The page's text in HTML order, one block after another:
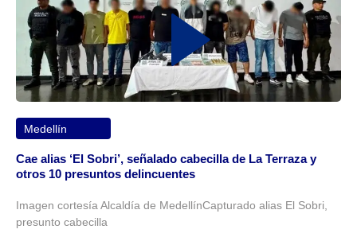
Medellín
Cae alias ‘El Sobri’, señalado cabecilla de La Terraza y
otros 10 presuntos delincuentes
Imagen cortesía Alcaldía de MedellínCapturado alias El Sobri,
presunto cabecilla